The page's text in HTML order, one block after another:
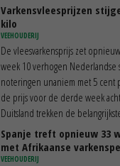
Varkensvleesprijzen
kilo
VEEHOUDERIJ
De vleesvarkensprijs zet
week 10 verhogen
noteringen unaniem met 5 cent
de prijs voor de derde week
Duitsland trekken de
Spanje treft opnieuw 33
met Afrikaanse
VEEHOUDERIJ